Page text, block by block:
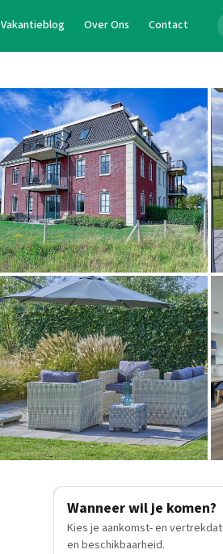
Vakantieblog Over Ons Contact
Wanneer wil je komen?
Kies je aankomst- en
en beschikbaarheid.